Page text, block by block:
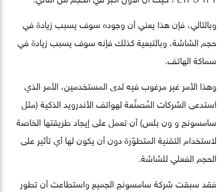
وبالتالي، فإن هذا يعني أن وجوده سوف يسبب زيادة في
حجم الشاشة، وبالتبعية كذلك فإنه سوف يسبب زيادة في
سماكة الهاتف.
وهذا الأمر غير مرغوب فيه لدى المستخدمين، الأمر الذي
استدعى الشركات المُصنِّعة لهواتف الأندرويد الذكية (مثل
سامسونج و ون بلس) أن تعمل على إيجاد طريقتها الخاصة
لاستخدام التقنية المتطوّرة دون أن يكون لها أي تأثير على
الحجم الفعلي للشاشة.
فقد سبقت شركة سامسونج الجميع واستطاعت أن تطور